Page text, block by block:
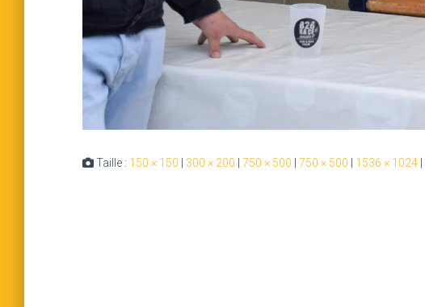
Taille : 150 × 150 300 × 200 750 × 500 750 × 500 1536 × 1024